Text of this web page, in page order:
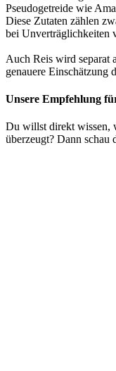
Pseudogetreide wie
Diese Zutaten zählen
bei Unverträglichkeiten
Auch Reis wird separat
genauere Einschätzung
Unsere Empfehlung
Du willst direkt wissen,
überzeugt? Dann schau